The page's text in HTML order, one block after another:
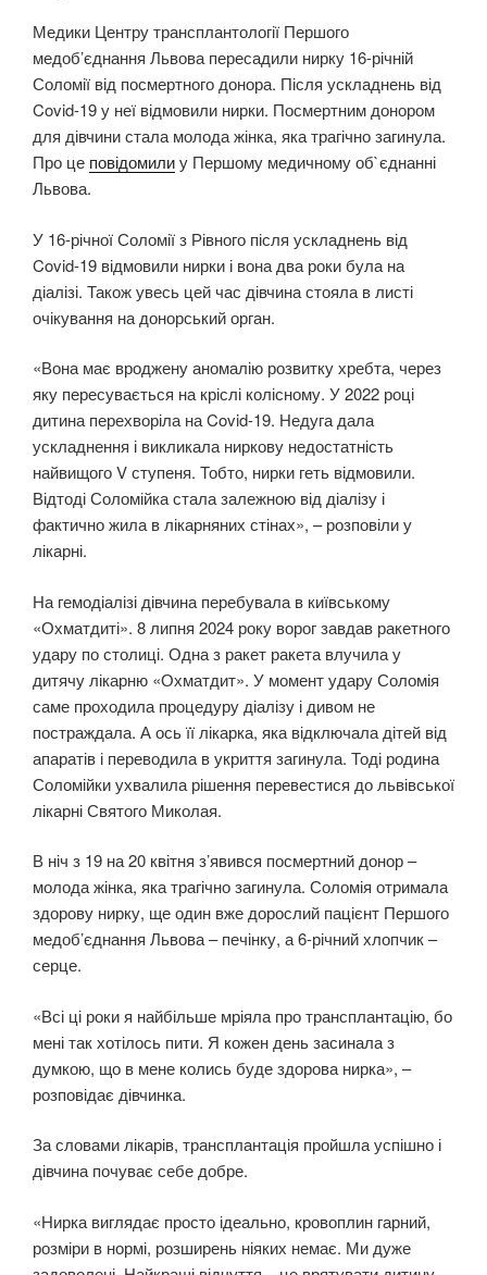
Медики Центру трансплантології Першого
медоб’єднання Львова пересадили нирку 16-річній
Соломії від посмертного донора. Після ускладнень від
Covid-19 у неї відмовили нирки. Посмертним донором
для дівчини стала молода жінка, яка трагічно загинула.
Про це повідомилиу Першому медичному об`єднанні
Львова.
У 16-річної Соломії з Рівного після ускладнень від
Covid-19 відмовили нирки і вона два роки була на
діалізі. Також увесь цей час дівчина стояла в листі
очікування на донорський орган.
«Вона має вроджену аномалію розвитку хребта, через
яку пересувається на кріслі колісному. У 2022 році
дитина перехворіла на Covid-19. Недуга дала
ускладнення і викликала ниркову недостатність
найвищого V ступеня. Тобто, нирки геть відмовили.
Відтоді Соломійка стала залежною від діалізу і
фактично жила в лікарняних стінах», – розповіли у
лікарні.
На гемодіалізі дівчина перебувала в київському
«Охматдиті». 8 липня 2024 року ворог завдав ракетного
удару по столиці. Одна з ракет ракета влучила у
дитячу лікарню «Охматдит». У момент удару Соломія
саме проходила процедуру діалізу і дивом не
постраждала. А ось її лікарка, яка відключала дітей від
апаратів і переводила в укриття загинула. Тоді родина
Соломійки ухвалила рішення перевестися до львівської
лікарні Святого Миколая.
В ніч з 19 на 20 квітня з’явився посмертний донор –
молода жінка, яка трагічно загинула. Соломія отримала
здорову нирку, ще один вже дорослий пацієнт Першого
медоб’єднання Львова – печінку, а 6-річний хлопчик –
серце.
«Всі ці роки я найбільше мріяла про трансплантацію, бо
мені так хотілось пити. Я кожен день засинала з
думкою, що в мене колись буде здорова нирка», –
розповідає дівчинка.
За словами лікарів, трансплантація пройшла успішно і
дівчина почуває себе добре.
«Нирка виглядає просто ідеально, кровоплин гарний,
розміри в нормі, розширень ніяких немає. Ми дуже